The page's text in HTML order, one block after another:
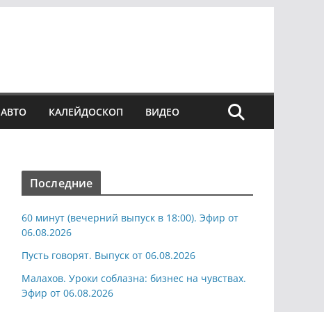
АВТО КАЛЕЙДОСКОП ВИДЕО
Последние
60 минут (вечерний выпуск в 18:00). Эфир от
06.08.2026
Пусть говорят. Выпуск от 06.08.2026
Малахов. Уроки соблазна: бизнес на чувствах.
Эфир от 06.08.2026